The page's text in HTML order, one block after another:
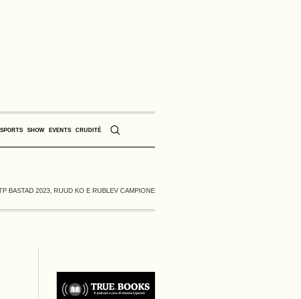
SPORTS SHOW EVENTS CRUDITÈ
BASTAD 2023, RUUD KO E RUBLEV CAMPIONE